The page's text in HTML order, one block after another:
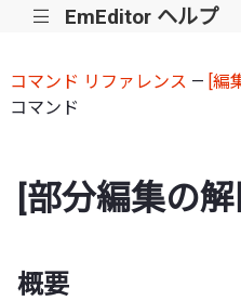
||| EmEditor ヘルプ
コマンド リファレンス — [編
コマンド
[部分編集の
概要